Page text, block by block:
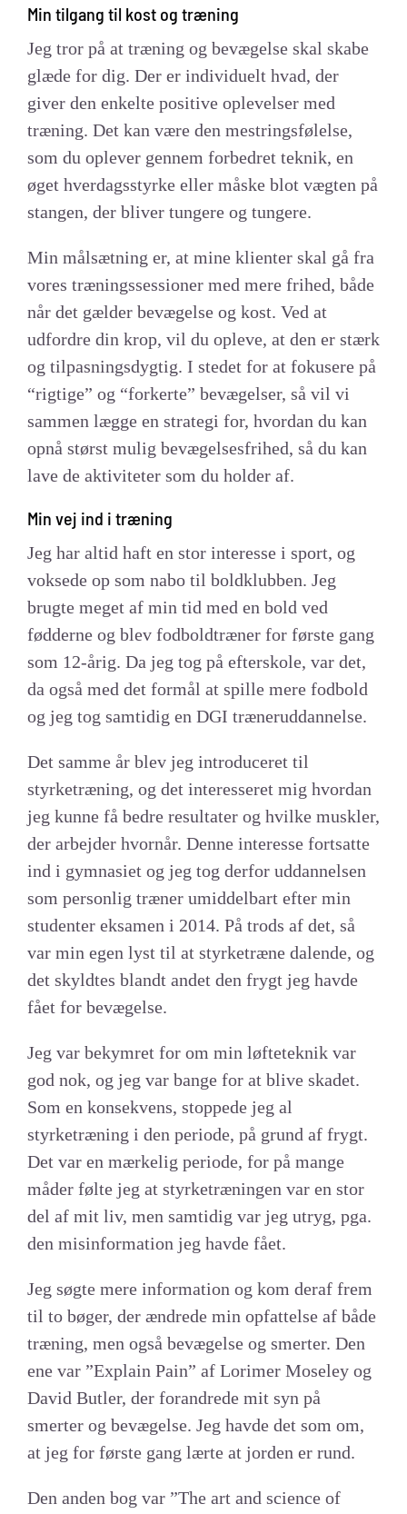
Min tilgang til kost og træning
Jeg tror på at træning og bevægelse skal skabe
glæde for dig. Der er individuelt hvad, der
giver den enkelte positive oplevelser med
træning. Det kan være den mestringsfølelse,
som du oplever gennem forbedret teknik, en
øget hverdagsstyrke eller måske blot vægten på
stangen, der bliver tungere og tungere.
Min målsætning er, at mine klienter skal gå fra
vores træningssessioner med mere frihed, både
når det gælder bevægelse og kost. Ved at
udfordre din krop, vil du opleve, at den er stærk
og tilpasningsdygtig. I stedet for at fokusere på
“rigtige” og “forkerte” bevægelser, så vil vi
sammen lægge en strategi for, hvordan du kan
opnå størst mulig bevægelsesfrihed, så du kan
lave de aktiviteter som du holder af.
Min vej ind i træning
Jeg har altid haft en stor interesse i sport, og
voksede op som nabo til boldklubben. Jeg
brugte meget af min tid med en bold ved
fødderne og blev fodboldtræner for første gang
som 12-årig. Da jeg tog på efterskole, var det,
da også med det formål at spille mere fodbold
og jeg tog samtidig en DGI træneruddannelse.
Det samme år blev jeg introduceret til
styrketræning, og det interesseret mig hvordan
jeg kunne få bedre resultater og hvilke muskler,
der arbejder hvornår. Denne interesse fortsatte
ind i gymnasiet og jeg tog derfor uddannelsen
som personlig træner umiddelbart efter min
studenter eksamen i 2014. På trods af det, så
var min egen lyst til at styrketræne dalende, og
det skyldtes blandt andet den frygt jeg havde
fået for bevægelse.
Jeg var bekymret for om min løfteteknik var
god nok, og jeg var bange for at blive skadet.
Som en konsekvens, stoppede jeg al
styrketræning i den periode, på grund af frygt.
Det var en mærkelig periode, for på mange
måder følte jeg at styrketræningen var en stor
del af mit liv, men samtidig var jeg utryg, pga.
den misinformation jeg havde fået.
Jeg søgte mere information og kom deraf frem
til to bøger, der ændrede min opfattelse af både
træning, men også bevægelse og smerter. Den
ene var ”Explain Pain” af Lorimer Moseley og
David Butler, der forandrede mit syn på
smerter og bevægelse. Jeg havde det som om,
at jeg for første gang lærte at jorden er rund.
Den anden bog var ”The art and science of